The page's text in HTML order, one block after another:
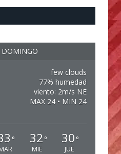
DOMINGO
few clouds
77% humedad
viento: 2m/s NE
MAX 24 • MIN 24
° 32 °
MIE
30 °
JUE